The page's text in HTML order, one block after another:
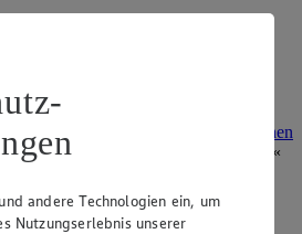
Pass 2026
Spar-Pass 2026 im Browser Ansehen
andere Technologien ein, um
Nutzungserlebnis unserer